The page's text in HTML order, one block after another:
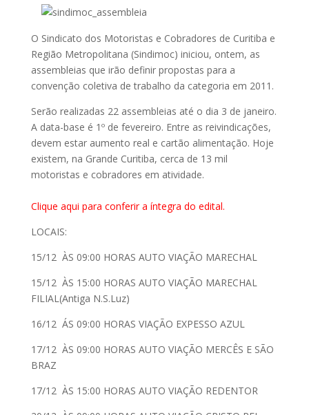
O Sindicato dos Motoristas e Cobradores de Curitiba e
Região Metropolitana (Sindimoc) iniciou, ontem, as
assembleias que irão definir propostas para a
convenção coletiva de trabalho da categoria em 2011.
Serão realizadas 22 assembleias até o dia 3 de janeiro.
A data-base é 1º de fevereiro. Entre as reivindicações,
devem estar aumento real e cartão alimentação. Hoje
existem, na Grande Curitiba, cerca de 13 mil
motoristas e cobradores em atividade.
Clique aqui para conferir a íntegra do edital.
LOCAIS:
15/12 ÀS 09:00 HORAS AUTO VIAÇÃO MARECHAL
15/12 ÀS 15:00 HORAS AUTO VIAÇÃO MARECHAL
FILIAL(Antiga N.S.Luz)
16/12 ÁS 09:00 HORAS VIAÇÃO EXPESSO AZUL
17/12 ÀS 09:00 HORAS AUTO VIAÇÃO MERCÊS E SÃO
BRAZ
17/12 ÀS 15:00 HORAS AUTO VIAÇÃO REDENTOR